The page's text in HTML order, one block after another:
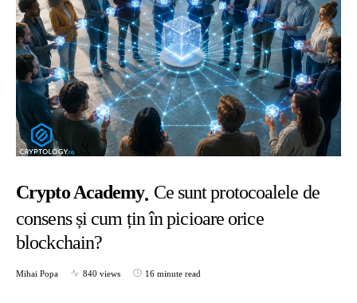
Crypto Academy Ce sunt protocoalele de
consens și cum țin în picioare orice
blockchain?
Mihai Popa 840 views 16 minute read